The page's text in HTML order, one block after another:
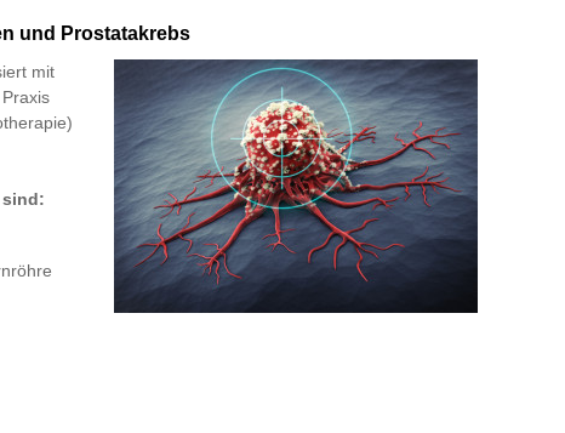
und Prostatakrebs
mit
sind: